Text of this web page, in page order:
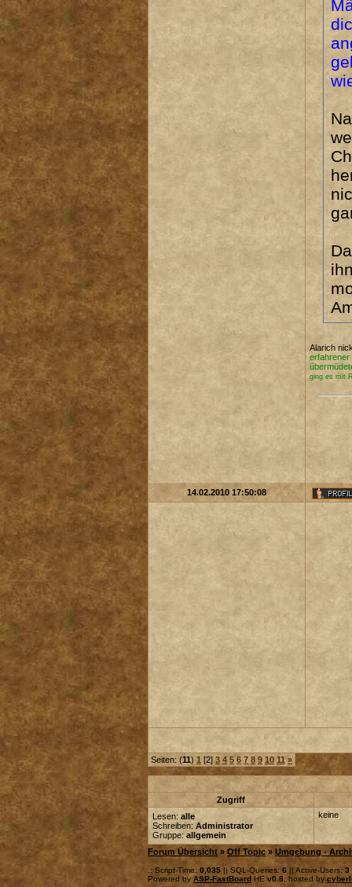
Alarich
erfahrener
ging es mit
14.02.2010 17:50:08
Seiten: (11) 1 [2] 3 4 5 6 7 8 9 10 11 »
Zugriff
Lesen: alle
Schreiben: Administrator
Gruppe: allgemein
keine
Forum Übersicht »Off Topic » Umgebung -
.: Script-Time: 0,035 || SQL-Queries: 6 || Active-Users: 3
Powered by ASP-FastBoard HE v0.8 , hosted by